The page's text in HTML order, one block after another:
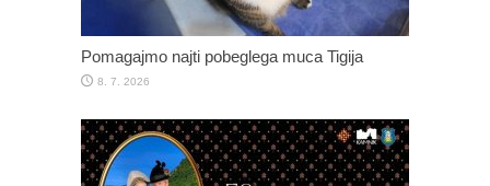
Pomagajmo najti pobeglega muca Tigija
8. 7. 2026